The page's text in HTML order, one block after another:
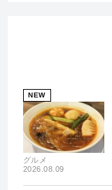
NEW
グルメ
2026.08.09